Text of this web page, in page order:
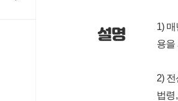
설명
1)
용을
2)
법령